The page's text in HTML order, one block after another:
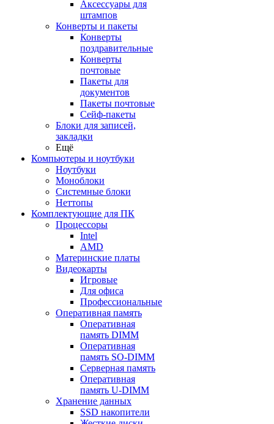
Аксессуары для
штампов
Конверты и пакеты
Конверты
поздравительные
Конверты
почтовые
Пакеты для
документов
Пакеты почтовые
Сейф-пакеты
Блоки для записей,
закладки
Ещё
Компьютеры и ноутбуки
Ноутбуки
Моноблоки
Системные блоки
Неттопы
Комплектующие для ПК
Процессоры
Intel
AMD
Материнские платы
Видеокарты
Игровые
Для офиса
Профессиональные
Оперативная память
Оперативная
память DIMM
Оперативная
память SO-DIMM
Серверная память
Оперативная
память U-DIMM
Хранение данных
SSD накопители